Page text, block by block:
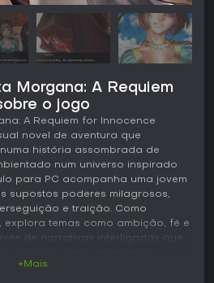
Morgana: A Requiem
o jogo
A Requiem for Innocence
novel de aventura que
história assombrada de
num universo inspirado
para PC acompanha uma jovem
supostos poderes milagrosos,
e traição. Como
explora temas como ambição, fé e
de narrativas interligadas que
gosta de aventuras narrativas
+Mais